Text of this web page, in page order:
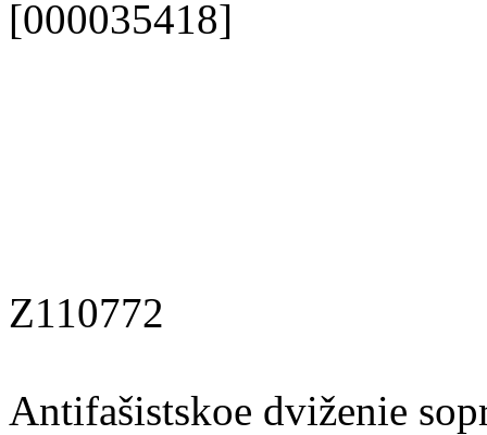
[000035418]
Z110772
Antifašistskoe dviženie